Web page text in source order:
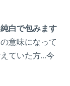
白で包みます
意味になって
ていた方…今